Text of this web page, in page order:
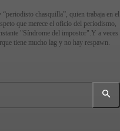
chasquilla”, quien trabaja en el
que merece el oficio del periodismo,
"Síndrome del impostor".Y a veces
tiene mucho lag y no hay respawn.